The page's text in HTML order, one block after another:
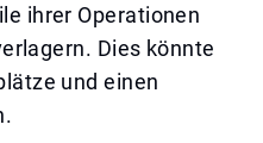
ihrer Operationen
Dies könnte
und einen